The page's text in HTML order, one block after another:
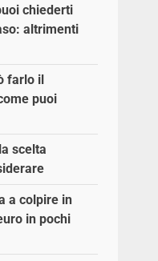
chiederti
altrimenti
farlo il
puoi
scelta
a colpire in
in pochi